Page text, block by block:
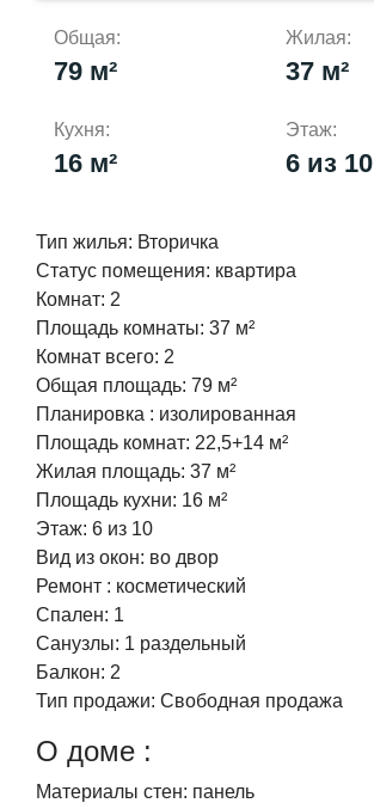
Общая:
79 м²
Жилая:
37 м²
Кухня:
16 м²
Этаж:
6 из 10
Тип жилья: Вторичка
Статус помещения: квартира
Комнат: 2
Площадь комнаты: 37 м²
Комнат всего: 2
Общая площадь: 79 м²
Планировка : изолированная
Площадь комнат: 22,5+14 м²
Жилая площадь: 37 м²
Площадь кухни: 16 м²
Этаж: 6 из 10
Вид из окон: во двор
Ремонт : косметический
Спален: 1
Санузлы: 1 раздельный
Балкон: 2
Тип продажи: Свободная продажа
О доме :
Материалы стен: панель